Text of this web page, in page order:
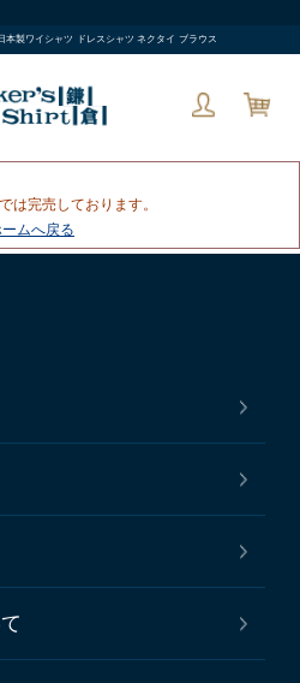
本製ワイシャツ ドレスシャツ ネクタイ ブラウス
は完売しております。
ムへ戻る